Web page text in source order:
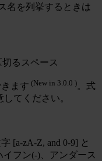
名を列挙するときは
るスペース
ます (New in 3.0.0 )。式
てください。
[a-zA-Z, and 0-9] と
イフン(-)、アンダース